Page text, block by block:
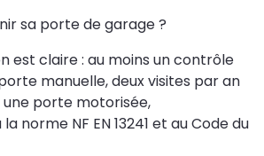
sa porte de garage ?
est claire : au moins un contrôle
manuelle, deux visites par an
porte motorisée,
norme NF EN 13241 et au Code du